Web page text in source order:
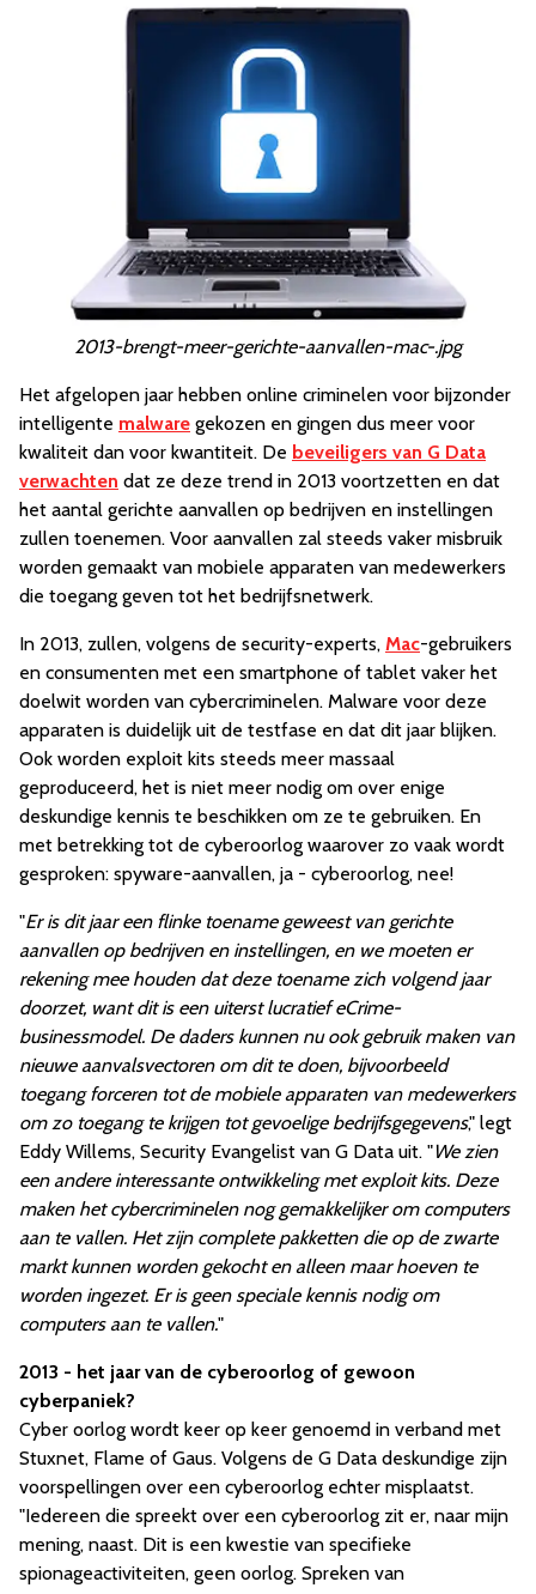
2013-brengt-meer-gerichte-aanvallen-mac-.jpg
Het afgelopen jaar hebben online criminelen voor bijzonder
intelligente malware gekozen en gingen dus meer voor
kwaliteit dan voor kwantiteit. De beveiligers van G Data
verwachten dat ze deze trend in 2013 voortzetten en dat
het aantal gerichte aanvallen op bedrijven en instellingen
zullen toenemen. Voor aanvallen zal steeds vaker misbruik
worden gemaakt van mobiele apparaten van medewerkers
die toegang geven tot het bedrijfsnetwerk.
In 2013, zullen, volgens de security-experts, Mac-gebruikers
en consumenten met een smartphone of tablet vaker het
doelwit worden van cybercriminelen. Malware voor deze
apparaten is duidelijk uit de testfase en dat dit jaar blijken.
Ook worden exploit kits steeds meer massaal
geproduceerd, het is niet meer nodig om over enige
deskundige kennis te beschikken om ze te gebruiken. En
met betrekking tot de cyberoorlog waarover zo vaak wordt
gesproken: spyware-aanvallen, ja - cyberoorlog, nee!
"Er is dit jaar een flinke toename geweest van gerichte
aanvallen op bedrijven en instellingen, en we moeten er
rekening mee houden dat deze toename zich volgend jaar
doorzet, want dit is een uiterst lucratief eCrime-
businessmodel. De daders kunnen nu ook gebruik maken van
nieuwe aanvalsvectoren om dit te doen, bijvoorbeeld
toegang forceren tot de mobiele apparaten van medewerkers
om zo toegang te krijgen tot gevoelige bedrijfsgegevens," legt
Eddy Willems, Security Evangelist van G Data uit. "We zien
een andere interessante ontwikkeling met exploit kits. Deze
maken het cybercriminelen nog gemakkelijker om computers
aan te vallen. Het zijn complete pakketten die op de zwarte
markt kunnen worden gekocht en alleen maar hoeven te
worden ingezet. Er is geen speciale kennis nodig om
computers aan te vallen."
2013 - het jaar van de cyberoorlog of gewoon
cyberpaniek?
Cyber oorlog wordt keer op keer genoemd in verband met
Stuxnet, Flame of Gaus. Volgens de G Data deskundige zijn
voorspellingen over een cyberoorlog echter misplaatst.
"Iedereen die spreekt over een cyberoorlog zit er, naar mijn
mening, naast. Dit is een kwestie van specifieke
spionageactiviteiten, geen oorlog. Spreken van